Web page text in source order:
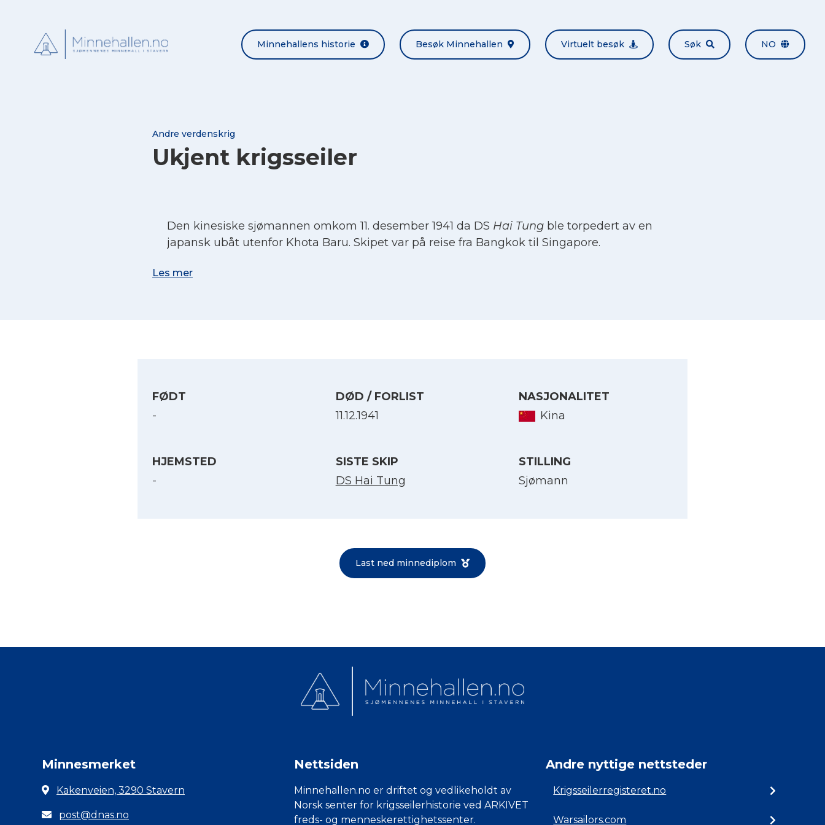
Minnehallens historie Besøk Minnehallen Virtuelt besøk Søk NO
Andre verdenskrig
Ukjent krigsseiler
Den kinesiske sjømannen omkom 11. desember 1941 da DS Hai Tung ble torpedert av en
japansk ubåt utenfor Khota Baru. Skipet var på reise fra Bangkok til Singapore.
Les mer
FØDT
-
DØD / FORLIST
11.12.1941
NASJONALITET
Kina
HJEMSTED
-
SISTE SKIP
DS Hai Tung
STILLING
Sjømann
Last ned minnediplom
Minnesmerket
Kakenveien, 3290 Stavern
post@dnas.no
Nettsiden
Minnehallen.no er driftet og vedlikeholdt av
Norsk senter for krigsseilerhistorie ved ARKIVET
freds- og menneskerettighetssenter.
Andre nyttige nettsteder
Krigsseilerregisteret.no
Warsailors.com
Velg språk